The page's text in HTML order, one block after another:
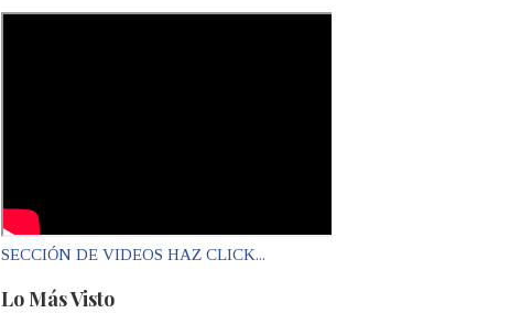
SECCIÓN DE VIDEOS HAZ CLICK...
Lo Más Visto